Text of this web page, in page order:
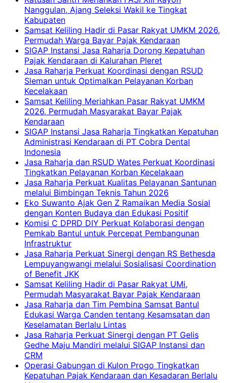
Nanggulan, Ajang Seleksi Wakil ke Tingkat
Kabupaten
Samsat Keliling Hadir di Pasar Rakyat UMKM 2026,
Permudah Warga Bayar Pajak Kendaraan
SIGAP Instansi Jasa Raharja Dorong Kepatuhan
Pajak Kendaraan di Kalurahan Pleret
Jasa Raharja Perkuat Koordinasi dengan RSUD
Sleman untuk Optimalkan Pelayanan Korban
Kecelakaan
Samsat Keliling Meriahkan Pasar Rakyat UMKM
2026, Permudah Masyarakat Bayar Pajak
Kendaraan
SIGAP Instansi Jasa Raharja Tingkatkan Kepatuhan
Administrasi Kendaraan di PT Cobra Dental
Indonesia
Jasa Raharja dan RSUD Wates Perkuat Koordinasi
Tingkatkan Pelayanan Korban Kecelakaan
Jasa Raharja Perkuat Kualitas Pelayanan Santunan
melalui Bimbingan Teknis Tahun 2026
Eko Suwanto Ajak Gen Z Ramaikan Media Sosial
dengan Konten Budaya dan Edukasi Positif
Komisi C DPRD DIY Perkuat Kolaborasi dengan
Pemkab Bantul untuk Percepat Pembangunan
Infrastruktur
Jasa Raharja Perkuat Sinergi dengan RS Bethesda
Lempuyangwangi melalui Sosialisasi Coordination
of Benefit JKK
Samsat Keliling Hadir di Pasar Rakyat UMi,
Permudah Masyarakat Bayar Pajak Kendaraan
Jasa Raharja dan Tim Pembina Samsat Bantul
Edukasi Warga Canden tentang Kesamsatan dan
Keselamatan Berlalu Lintas
Jasa Raharja Perkuat Sinergi dengan PT Gelis
Gedhe Maju Mandiri melalui SIGAP Instansi dan
CRM
Operasi Gabungan di Kulon Progo Tingkatkan
Kepatuhan Pajak Kendaraan dan Kesadaran Berlalu